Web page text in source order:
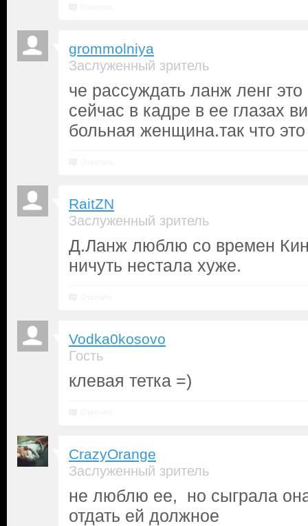
grommolniya
Заслуженный зритель
че рассуждать ланж ленг
сейчас в кадре в ее глазах
больная женщина.так что
RaitZN
Заслуженный зритель
Д.Ланж люблю со времен
ничуть нестала хуже.
Vodka0kosovo
Гость
клевая тетка =)
CrazyOrange
Заслуженный зритель
не люблю ее, но сыграла
отдать ей должное